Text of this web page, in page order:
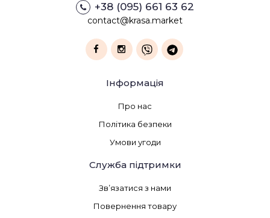
+38 (095) 661 63 62
contact@krasa.market
Інформація
Про нас
Політика безпеки
Умови угоди
Служба підтримки
Зв’язатися з нами
Повернення товару